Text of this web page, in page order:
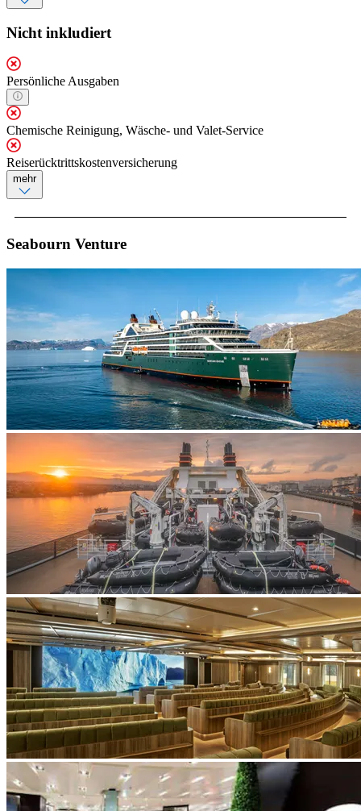
Nicht inkludiert
Persönliche Ausgaben
Chemische Reinigung, Wäsche- und Valet-Service
Reiserücktrittskostenversicherung
mehr
Seabourn Venture